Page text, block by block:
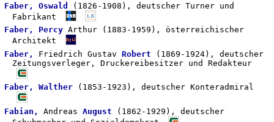
Faber, Oswald
(1826-1908), deutscher Turner und
Fabrikant
Faber, Percy Arthur (1883-1959), österreichischer
Architekt
Faber,
Friedrich GustavRobert (1869-1924), deutscher
Zeitungsverleger, Druckereibesitzer und Redakteur
Faber, Walther (1853-1923), deutscher Konteradmiral
Fabian, AndreasAugust (1862-1929), deutscher